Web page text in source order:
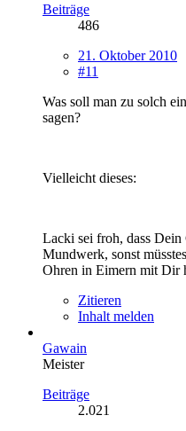
Beiträge
486
21. Oktober 2010
#11
Was soll man zu solch
sagen?
Vielleicht dieses:
Lacki sei froh, dass
Mundwerk, sonst
Ohren in Eimern mit Dir
Zitieren
Inhalt melden
Gawain
Meister
Beiträge
2.021